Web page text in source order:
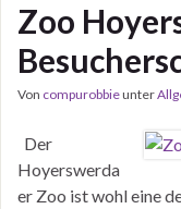
Zoo
Von compurobbieunter
Der
Hoyerswerda
er Zoo ist wohl eine